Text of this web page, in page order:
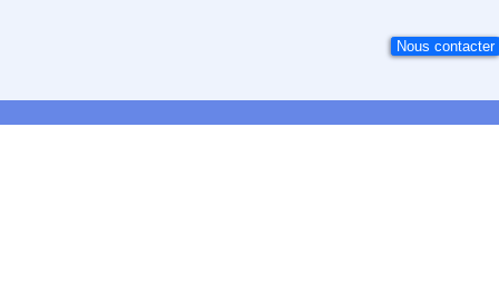
Nous contacter